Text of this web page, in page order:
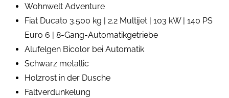
Wohnwelt Adventure
Fiat Ducato 3.500 kg | 2.2 Multijet | 103 kW | 140 PS
Euro 6 | 8-Gang-Automatikgetriebe
Alufelgen Bicolor bei Automatik
Schwarz metallic
Holzrost in der Dusche
Faltverdunkelung